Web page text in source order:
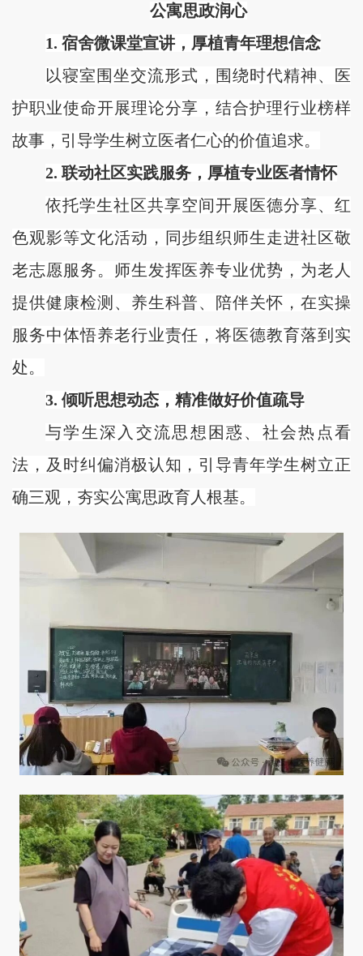
公寓思政润心
1. 宿舍微课堂宣讲，厚植青年理想信念
以寝室围坐交流形式，围绕时代精神、医
护职业使命开展理论分享，结合护理行业榜样
故事，引导学生树立医者仁心的价值追求。
2. 联动社区实践服务，厚植专业医者情怀
依托学生社区共享空间开展医德分享、红
色观影等文化活动，同步组织师生走进社区敬
老志愿服务。师生发挥医养专业优势，为老人
提供健康检测、养生科普、陪伴关怀，在实操
服务中体悟养老行业责任，将医德教育落到实
处。
3. 倾听思想动态，精准做好价值疏导
与学生深入交流思想困惑、社会热点看
法，及时纠偏消极认知，引导青年学生树立正
确三观，夯实公寓思政育人根基。